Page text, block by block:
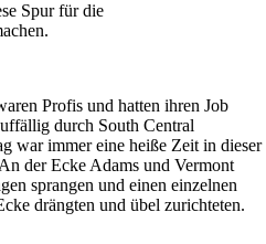
Spur für die
Profis und hatten ihren Job
durch South Central
war immer eine heiße Zeit in dieser
der Ecke Adams und Vermont
sprangen und einen einzelnen
drängten und übel zurichteten.